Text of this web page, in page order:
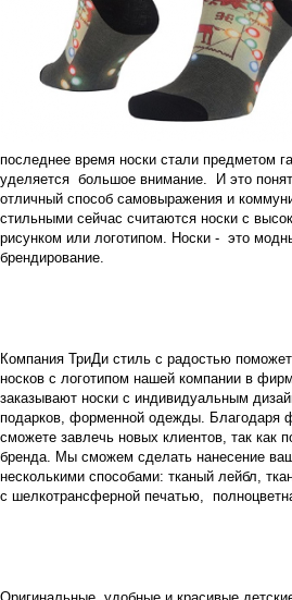
последнее время носки стали предметом
уделяется большое внимание. И это
отличный способ самовыражения и
стильными сейчас считаются носки с
рисунком или логотипом. Носки - это
брендирование.
Компания ТриДи стиль с радостью поможет
носков с логотипом нашей компании в
заказывают носки с индивидуальным
подарков, форменной одежды. Благодаря
сможете завлечь новых клиентов, так как
бренда. Мы сможем сделать нанесение
несколькими способами: тканый лейбл,
с шелкотрансферной печатью,
Оригинальные, удобные и красивые